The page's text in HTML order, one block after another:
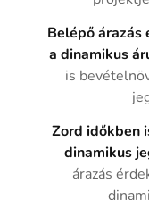
Belépő
a dinamikus
is
Zord időkben
dinamikus
árazás